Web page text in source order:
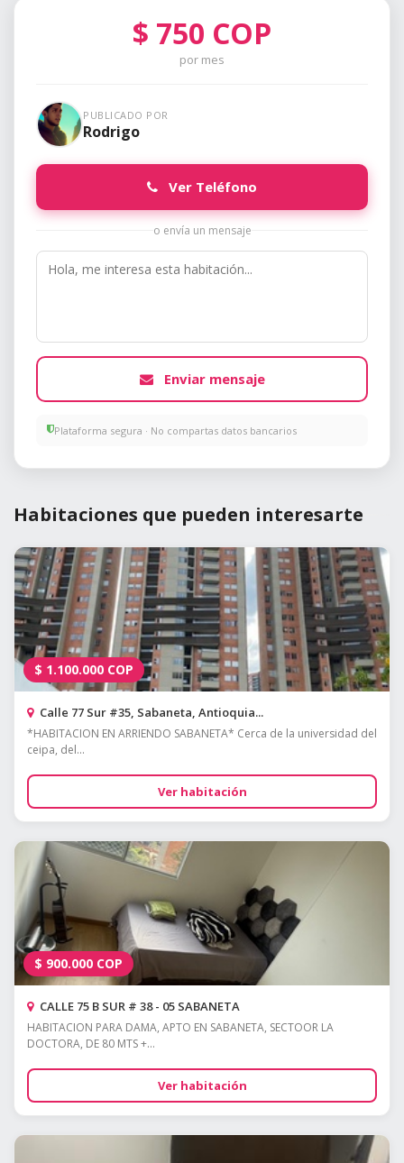
$ 750 COP
por mes
PUBLICADO POR
Rodrigo
Ver Teléfono
o envía un mensaje
Enviar mensaje
Plataforma segura · No compartas datos bancarios
Habitaciones que pueden interesarte
$ 1.100.000 COP
Calle 77 Sur #35, Sabaneta, Antioquia...
*HABITACION EN ARRIENDO SABANETA* Cerca de la universidad del
ceipa, del...
Ver habitación
$ 900.000 COP
CALLE 75 B SUR # 38 - 05 SABANETA
HABITACION PARA DAMA, APTO EN SABANETA, SECTOOR LA
DOCTORA, DE 80 MTS +...
Ver habitación